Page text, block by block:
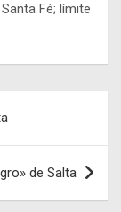
Fé; límite
de Salta